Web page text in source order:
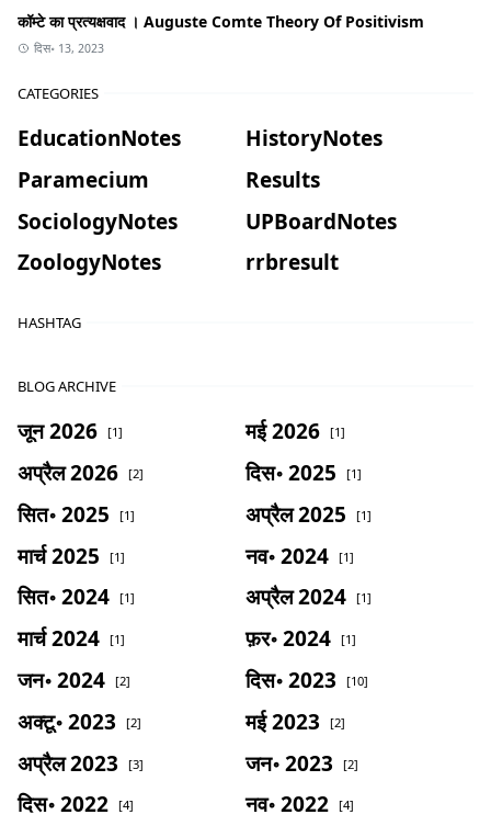
कॉम्टे का प्रत्यक्षवाद । Auguste Comte Theory Of Positivism
दिस॰ 13, 2023
CATEGORIES
EducationNotes
HistoryNotes
Paramecium
Results
SociologyNotes
UPBoardNotes
ZoologyNotes
rrbresult
HASHTAG
BLOG ARCHIVE
जून 2026 [1] मई 2026 [1]
अप्रैल 2026 [2] दिस॰ 2025 [1]
सित॰ 2025 [1] अप्रैल 2025 [1]
मार्च 2025 [1] नव॰ 2024 [1]
सित॰ 2024 [1] अप्रैल 2024 [1]
मार्च 2024 [1] फ़र॰ 2024 [1]
जन॰ 2024 [2] दिस॰ 2023 [10]
अक्टू॰ 2023 [2] मई 2023 [2]
अप्रैल 2023 [3] जन॰ 2023 [2]
दिस॰ 2022 [4] नव॰ 2022 [4]